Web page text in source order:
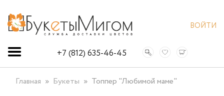
ВОЙТИ
+7 (812) 635-46-45
Главная Букеты Топпер "Любимой маме"